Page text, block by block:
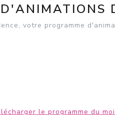
votre programme
le programme du